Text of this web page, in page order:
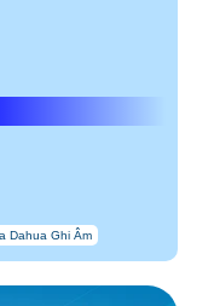
Dahua Ghi Âm